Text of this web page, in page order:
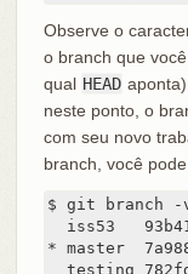
Observe o
o branch que
qual HEAD
neste ponto, o
com seu novo
branch, você
$ git branch -
iss53
* master
testing